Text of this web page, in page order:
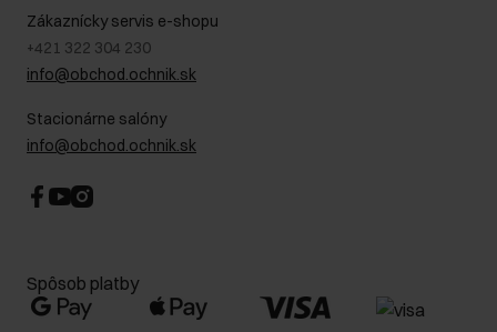
Najčastejšie kladené otázky (FAQ)
Zákaznícky servis e-shopu
+421 322 304 230
info@obchod.ochnik.sk
Stacionárne salóny
info@obchod.ochnik.sk
Spôsob platby